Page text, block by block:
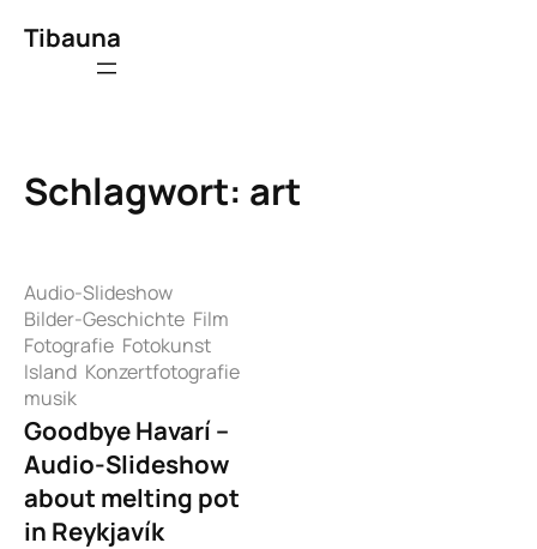
Inhalt
Tibauna
Schlagwort: art
Audio-Slideshow
Bilder-Geschichte Film
Fotografie Fotokunst
Island Konzertfotografie
musik
Goodbye Havarí –
Audio-Slideshow
about melting pot
in Reykjavík